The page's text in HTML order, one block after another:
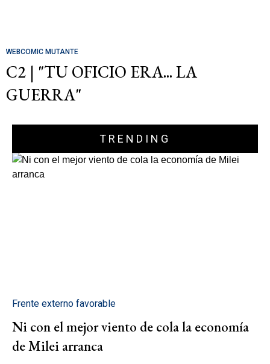
WEBCOMIC MUTANTE
C2 | "TU OFICIO ERA... LA
GUERRA"
TRENDING
Frente externo favorable
Ni con el mejor viento de cola la economía
de Milei arranca